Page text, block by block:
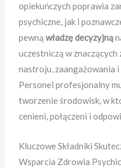
opiekuńczych poprawia
psychiczne, jak i
pewnąwładzę decyzyjną
uczestniczą w
nastroju, zaangażowania
Personel profesjonalny
tworzenie środowisk, w
cenieni, połączeni i
Kluczowe Składniki
Wsparcia Zdrowia